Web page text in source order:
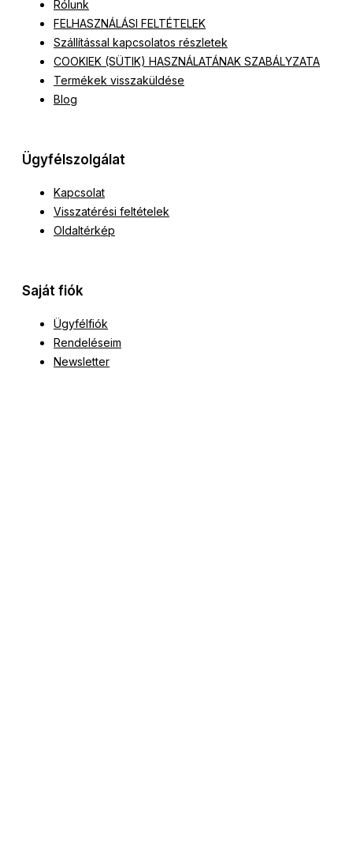
Rólunk
FELHASZNÁLÁSI FELTÉTELEK
Szállítással kapcsolatos részletek
COOKIEK (SÜTIK) HASZNÁLATÁNAK SZABÁLYZATA
Termékek visszaküldése
Blog
Ügyfélszolgálat
Kapcsolat
Visszatérési feltételek
Oldaltérkép
Saját fiók
Ügyfélfiók
Rendeléseim
Newsletter